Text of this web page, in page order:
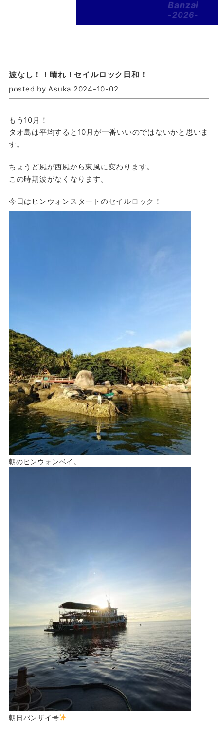
Banzai
-2026-
波なし！！晴れ！セイルロック日和！
posted by Asuka 2024-10-02
もう10月！
タオ島は平均すると10月が一番いいのではないかと思いま
す。
ちょうど風が西風から東風に変わります。
この時期波がなくなります。
今日はヒンウォンスタートのセイルロック！
朝のヒンウォンベイ。
朝日バンザイ号